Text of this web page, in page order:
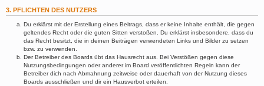
3. PFLICHTEN DES NUTZERS
Du erklärst mit der Erstellung eines Beitrags, dass er keine Inhalte enthält, die gegen
geltendes Recht oder die guten Sitten verstoßen. Du erklärst insbesondere, dass du
das Recht besitzt, die in deinen Beiträgen verwendeten Links und Bilder zu setzen
bzw. zu verwenden.
Der Betreiber des Boards übt das Hausrecht aus. Bei Verstößen gegen diese
Nutzungsbedingungen oder anderer im Board veröffentlichten Regeln kann der
Betreiber dich nach Abmahnung zeitweise oder dauerhaft von der Nutzung dieses
Boards ausschließen und dir ein Hausverbot erteilen.